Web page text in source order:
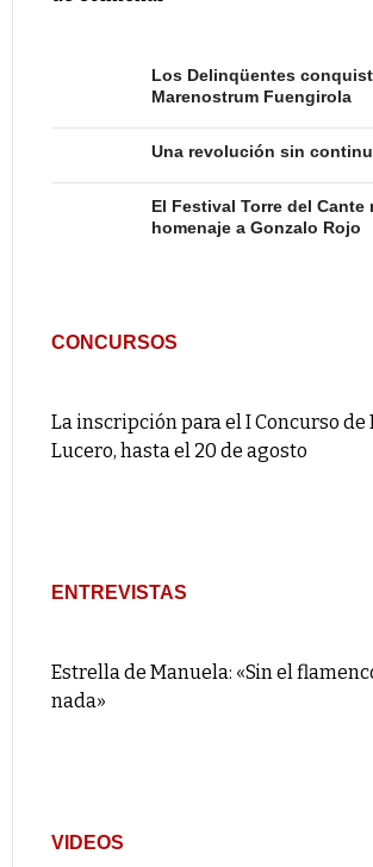
Los Delinqüentes
Marenostrum Fuengirola
Una revolución sin
El Festival Torre del Cante
homenaje a Gonzalo Rojo
CONCURSOS
La inscripción para el I Concurso de
Lucero, hasta el 20 de agosto
ENTREVISTAS
Estrella de Manuela: «Sin el
nada»
VIDEOS